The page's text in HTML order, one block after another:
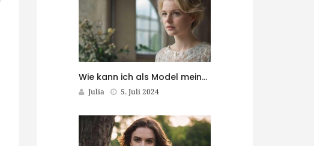
Wie kann ich als Model meine Follower in meine Reise einbeziehen?
Julia 5. Juli 2024